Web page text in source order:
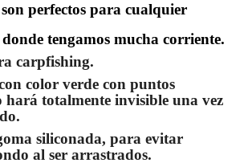
perfectos para cualquier
tengamos mucha corriente.
carpfishing.
color verde con puntos
hará totalmente invisible una vez
siliconada, para evitar
al ser arrastrados.